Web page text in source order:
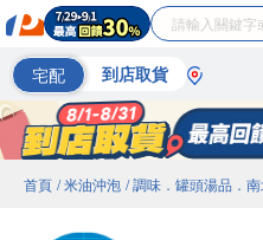
宅配 到店取貨
首頁 / 米油沖泡 / 調味．罐頭湯品．